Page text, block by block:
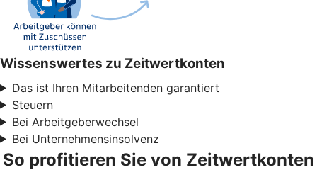
Wissenswertes zu Zeitwertkonten
Das ist Ihren Mitarbeitenden garantiert
Steuern
Bei Arbeitgeberwechsel
Bei Unternehmensinsolvenz
So profitieren Sie von Zeitwertkonten